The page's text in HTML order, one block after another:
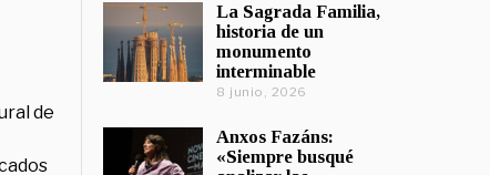
de
La Sagrada Familia,
historia de un
monumento
interminable
8 junio, 2026
Anxos Fazáns:
«Siempre busqué